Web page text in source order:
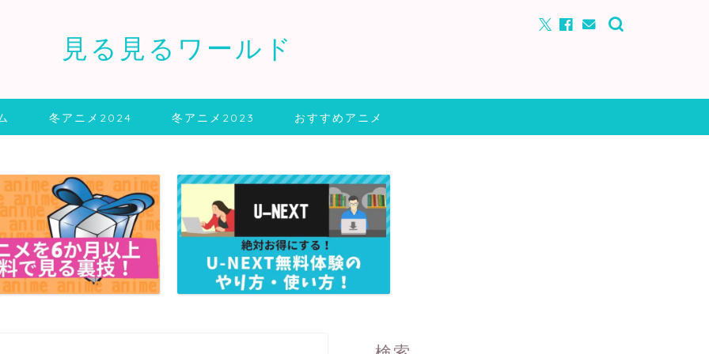
見る見るワールド
冬アニメ2024 冬アニメ2023 おすすめアニメ